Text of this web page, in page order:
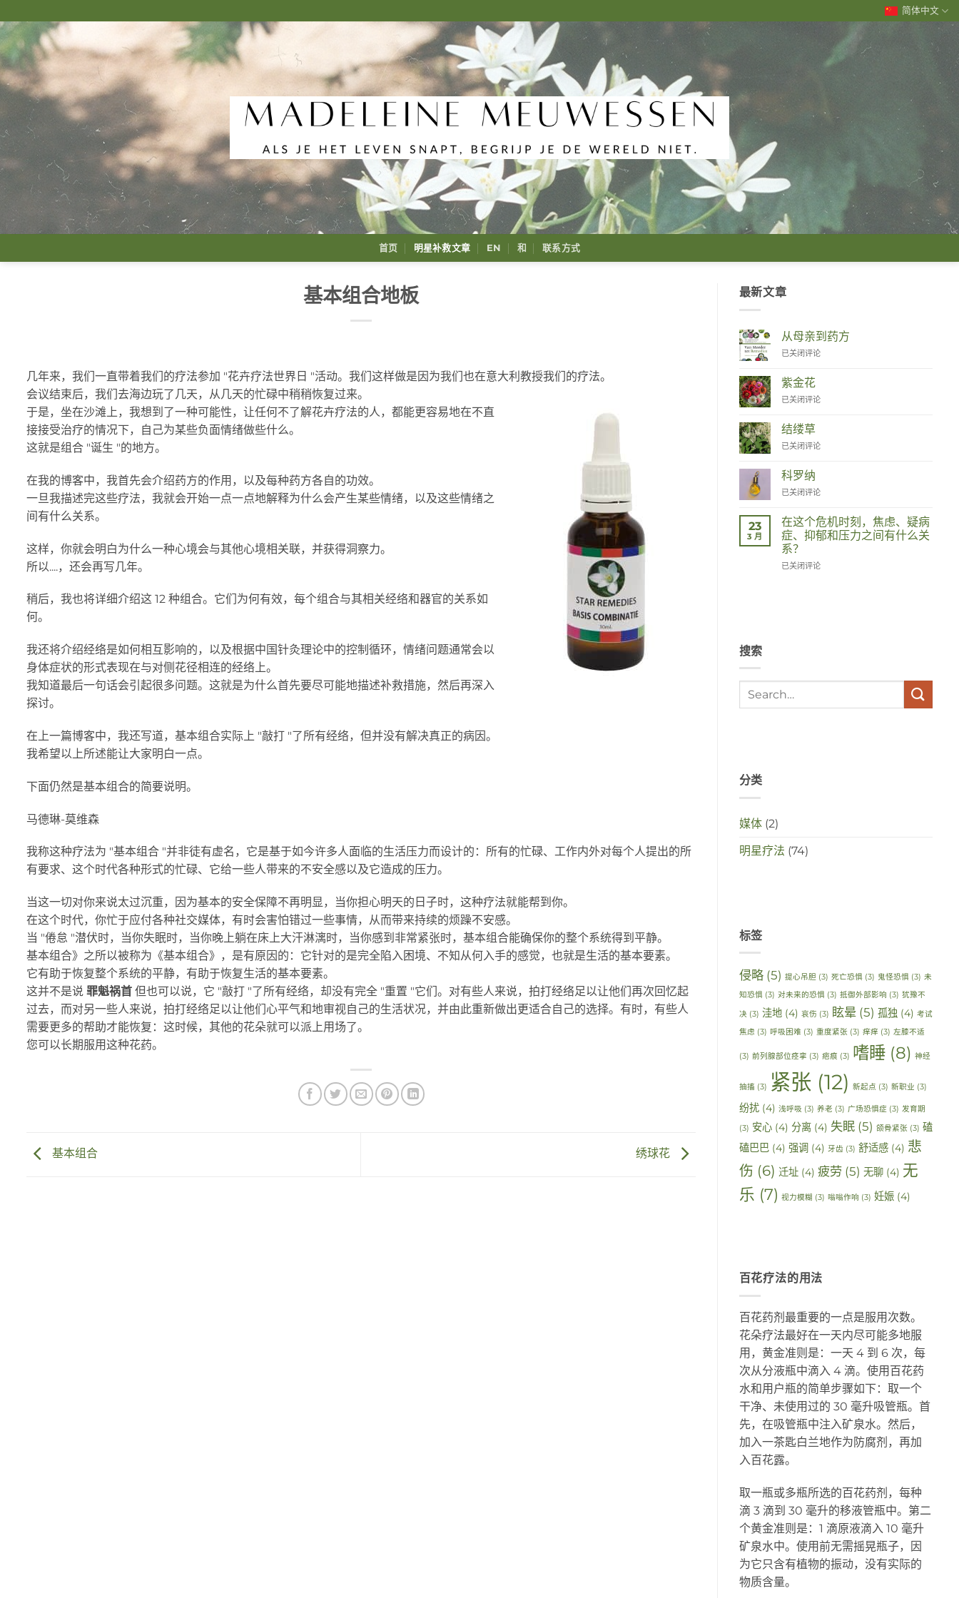
到
内
容
简体中文
首页 明星补救文章 EN 和 联系方式
基本组合地板
几年来，我们一直带着我们的疗法参加 "花卉疗法世界日 "活动。我们这样做是因为我们也在意大利教授我们的疗法。
会议结束后，我们去海边玩了几天，从几天的忙碌中稍稍恢复过来。
于是，坐在沙滩上，我想到了一种可能性，让任何不了解花卉疗法的人，都能更容易地在不直
接接受治疗的情况下，自己为某些负面情绪做些什么。
这就是组合 "诞生 "的地方。
在我的博客中，我首先会介绍药方的作用，以及每种药方各自的功效。
一旦我描述完这些疗法，我就会开始一点一点地解释为什么会产生某些情绪，以及这些情绪之
间有什么关系。
这样，你就会明白为什么一种心境会与其他心境相关联，并获得洞察力。
所以....，还会再写几年。
稍后，我也将详细介绍这 12 种组合。它们为何有效，每个组合与其相关经络和器官的关系如
何。
我还将介绍经络是如何相互影响的，以及根据中国针灸理论中的控制循环，情绪问题通常会以
身体症状的形式表现在与对侧花径相连的经络上。
我知道最后一句话会引起很多问题。这就是为什么首先要尽可能地描述补救措施，然后再深入
探讨。
在上一篇博客中，我还写道，基本组合实际上 "敲打 "了所有经络，但并没有解决真正的病因。
我希望以上所述能让大家明白一点。
下面仍然是基本组合的简要说明。
马德琳-莫维森
我称这种疗法为 "基本组合 "并非徒有虚名，它是基于如今许多人面临的生活压力而设计的：所有的忙碌、工作内外对每个人提出的所
有要求、这个时代各种形式的忙碌、它给一些人带来的不安全感以及它造成的压力。
当这一切对你来说太过沉重，因为基本的安全保障不再明显，当你担心明天的日子时，这种疗法就能帮到你。
在这个时代，你忙于应付各种社交媒体，有时会害怕错过一些事情，从而带来持续的烦躁不安感。
当 "倦怠 "潜伏时，当你失眠时，当你晚上躺在床上大汗淋漓时，当你感到非常紧张时，基本组合能确保你的整个系统得到平静。
基本组合》之所以被称为《基本组合》，是有原因的：它针对的是完全陷入困境、不知从何入手的感觉，也就是生活的基本要素。
它有助于恢复整个系统的平静，有助于恢复生活的基本要素。
这并不是说 罪魁祸首 但也可以说，它 "敲打 "了所有经络，却没有完全 "重置 "它们。对有些人来说，拍打经络足以让他们再次回忆起
过去，而对另一些人来说，拍打经络足以让他们心平气和地审视自己的生活状况，并由此重新做出更适合自己的选择。有时，有些人
需要更多的帮助才能恢复：这时候，其他的花朵就可以派上用场了。
您可以长期服用这种花药。
基本组合 绣球花
最新文章
从母亲到药方
Van
tot
Remedies
已关闭评论
紫金花
Zinnia
已关闭评论
结缕草
Duizendknoop
已关闭评论
科罗纳
Corona
已关闭评论
23
3 月
在这个危机时刻，焦虑、疑病
症、抑郁和压力之间有什么关
系？
Wat
in
deze
已关闭评论
搜索
分类
媒体(2)
明星疗法 (74)
标签
侵略(5) 提心吊胆 (3) 死亡恐惧(3) 鬼怪恐惧(3) 未
知恐惧(3) 对未来的恐惧(3) 抵御外部影响 (3) 犹豫不
决(3) 洼地(4) 哀伤 (3) 眩晕 (5) 孤独 (4) 考试
焦虑 (3) 呼吸困难 (3) 重度紧张(3) 痒痒 (3) 左膝不适
(3) 前列腺部位痉挛 (3) 疤痕 (3) 嗜睡(8) 神经
抽搐 (3) 紧张 (12) 新起点 (3) 新职业 (3)
纷扰(4) 浅呼吸 (3) 养老 (3) 广场恐惧症(3) 发育期
(3) 安心(4) 分离(4) 失眠(5) 颌骨紧张(3) 磕
磕巴巴(4) 强调 (4) 牙齿 (3) 舒适感(4) 悲
伤 (6) 迁址(4) 疲劳(5) 无聊(4) 无
乐 (7) 视力模糊 (3) 嗡嗡作响 (3) 妊娠(4)
百花疗法的用法
百花药剂最重要的一点是服用次数。
花朵疗法最好在一天内尽可能多地服
用，黄金准则是：一天 4 到 6 次，每
次从分液瓶中滴入 4 滴。使用百花药
水和用户瓶的简单步骤如下：取一个
干净、未使用过的 30 毫升吸管瓶。首
先，在吸管瓶中注入矿泉水。然后，
加入一茶匙白兰地作为防腐剂，再加
入百花露。
取一瓶或多瓶所选的百花药剂，每种
滴 3 滴到 30 毫升的移液管瓶中。第二
个黄金准则是：1 滴原液滴入 10 毫升
矿泉水中。使用前无需摇晃瓶子，因
为它只含有植物的振动，没有实际的
物质含量。